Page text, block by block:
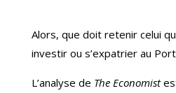
Alors, que doit retenir celui
investir ou s’expatrier au
L’analyse de The Economist